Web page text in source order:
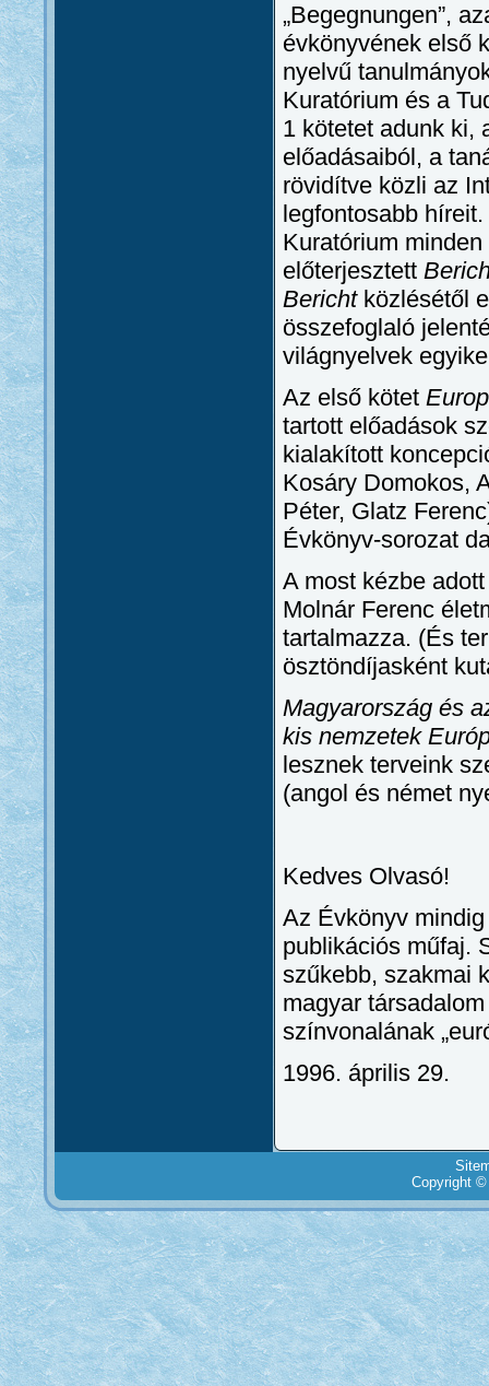
„Begegnungen”,
évkönyvének első
nyelvű
Kuratórium és a
1 kötetet adunk ki,
előadásaiból, a
rövidítve közli az
legfontosabb
Kuratórium
előterjesztett
Berichtközlésétől
összefoglaló
világnyelvek
Az első kötet
tartott előadások
kialakított
Kosáry Domokos,
Péter, Glatz
Évkönyv-sorozat
A most kézbe
Molnár Ferenc
tartalmazza. (És
ösztöndíjasként
Magyarország és
kis nemzetek
lesznek terveink
(angol és német
Kedves Olvasó!
Az Évkönyv
publikációs műfaj.
szűkebb, szakmai
magyar
színvonalának
1996. április 29.
Copyright ©